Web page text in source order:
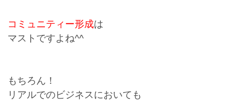
コミュニティー形成は
マストですよね^^
もちろん！
リアルでのビジネスにおいても